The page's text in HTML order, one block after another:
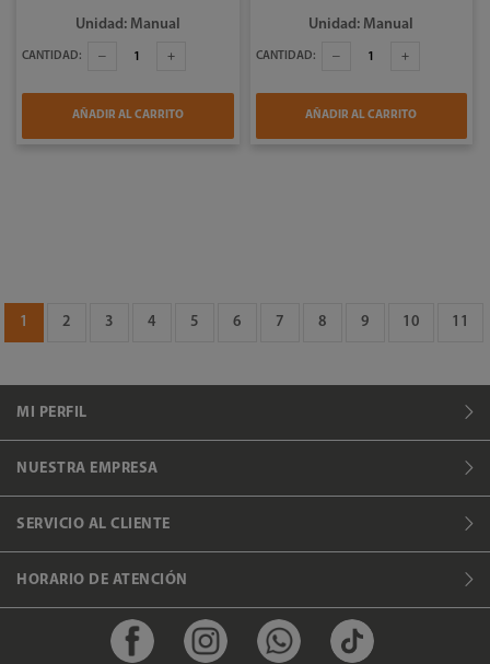
Unidad: Manual
CANTIDAD:
AÑADIR AL CARRITO
Unidad: Manual
CANTIDAD:
AÑADIR AL CARRITO
1 2 3 4 5 6 7 8 9 10 11
MI PERFIL
NUESTRA EMPRESA
SERVICIO AL CLIENTE
HORARIO DE ATENCIÓN